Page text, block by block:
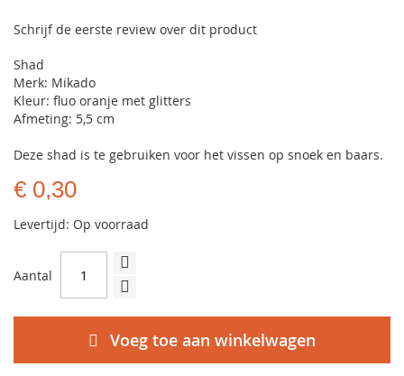
gallerij
Schrijf de eerste review over dit product
Shad
Merk: Mikado
Kleur: fluo oranje met glitters
Afmeting: 5,5 cm
Deze shad is te gebruiken voor het vissen op snoek en baars.
€ 0,30
Levertijd: Op voorraad
Aantal
Voeg toe aan winkelwagen